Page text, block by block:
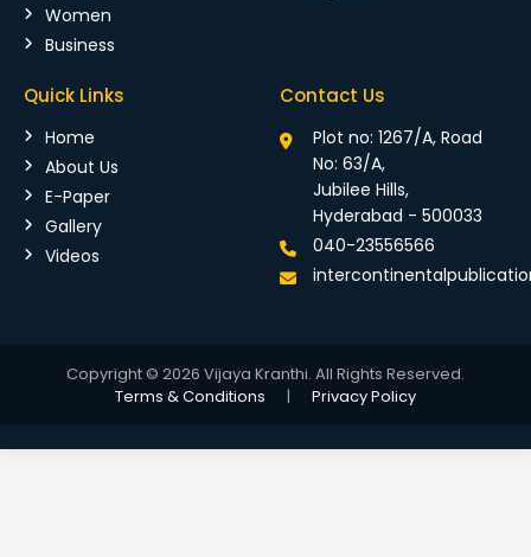
Women
Business
Quick Links
Home
About Us
E-Paper
Gallery
Videos
Contact Us
Plot no: 1267/A, Road
No: 63/A,
Jubilee Hills,
Hyderabad - 500033
040-23556566
Copyright © 2026 Vijaya Kranthi. All Rights Reserved.
Terms & Conditions
| Privacy Policy